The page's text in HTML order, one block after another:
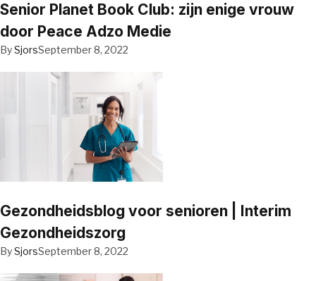
Senior Planet Book Club: zijn enige vrouw
door Peace Adzo Medie
BySjorsSeptember 8, 2022
Gezondheidsblog voor senioren | Interim
Gezondheidszorg
BySjorsSeptember 8, 2022